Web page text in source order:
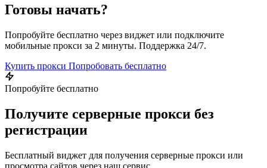
Готовы начать?
Попробуйте бесплатно через виджет или подключите
мобильные прокси за 2 минуты. Поддержка 24/7.
Купить прокси Попробовать бесплатно
Попробуйте бесплатно
Получите серверные прокси без
регистрации
Бесплатный виджет для получения серверные прокси или
просмотра сайтов через наш сервис